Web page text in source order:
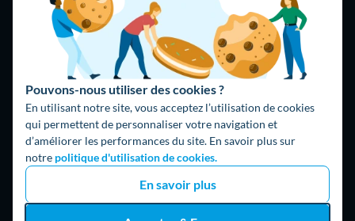
Pouvons-nous utiliser des cookies ?
En utilisant notre site, vous acceptez l’utilisation de cookies
qui permettent de personnaliser votre navigation et
d’améliorer les performances du site. En savoir plus sur
notre politique d'utilisation de cookies.
En savoir plus
75018 Paris
Fait avec ⚡ par Hello Watt
© 2026 Hello Watt |CGU|Mentions légales